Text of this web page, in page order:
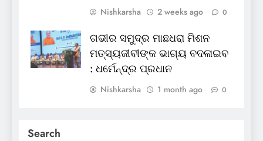
Nishkarsha 2 weeks ago 0
ଗଭୀର ସମୁଦ୍ର ମାଛଧରା ମିଶନ
ମତ୍ସ୍ୟଜୀବୀଙ୍କ ଭାଗ୍ୟ ବଦଳାଇବ
: ଧର୍ମେନ୍ଦ୍ର ପ୍ରଧାନ
Nishkarsha 1 month ago 0
Search